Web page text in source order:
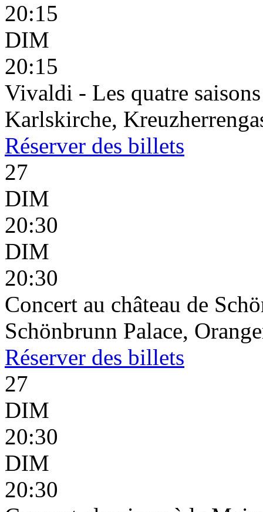
20:15
DIM
20:15
Vivaldi - Les quatre saisons
Karlskirche,
Réserver des billets
27
DIM
20:30
DIM
20:30
Concert au château de
Schönbrunn Palace,
Réserver des billets
27
DIM
20:30
DIM
20:30